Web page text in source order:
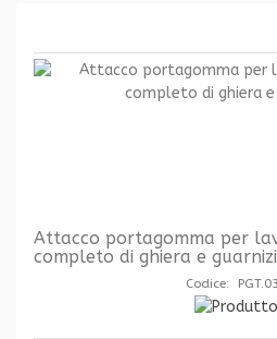
Attacco portagomma per
completo di ghiera e
Codice: